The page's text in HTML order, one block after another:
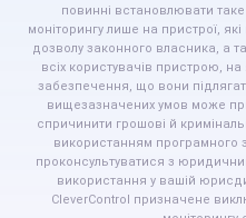
повинні встановлювати
моніторингу лише на пристрої,
дозволу законного власника, а
всіх користувачів пристрою,
забезпечення, що вони
вищезазначених умов може
спричинити грошові й
використанням програмного
проконсультуватися з
використання у вашій
CleverControl призначене